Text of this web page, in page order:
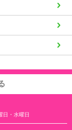
日・水曜日